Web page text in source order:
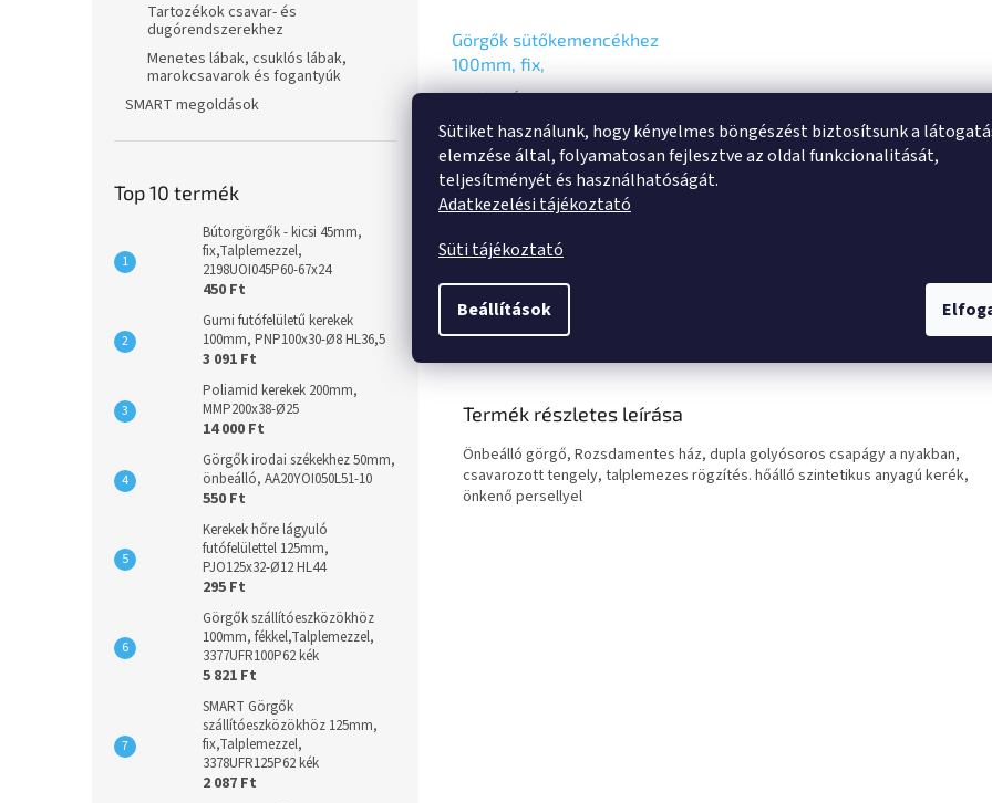
Sütiket használunk, hogy kényelmes böngészést biztosítsunk a
elemzése által, folyamatosan fejlesztve az oldal funkcionalitását,
teljesítményét és használhatóságát.
Adatkezelési tájékoztató
Süti tájékoztató
Beállítások
Tartozékok csavar- és
dugórendszerekhez
Menetes lábak, csuklós lábak,
marokcsavarok és fogantyúk
SMART megoldások
Top 10 termék
Bútorgörgők - kicsi 45mm,
fix,Talplemezzel,
2198UOI045P60-67x24
450 Ft
Gumi futófelületű kerekek
100mm, PNP100x30-Ø8 HL36,5
3 091 Ft
Poliamid kerekek 200mm,
MMP200x38-Ø25
14 000 Ft
Görgők irodai székekhez 50mm,
önbeálló, AA20YOI050L51-10
550 Ft
Kerekek hőre lágyuló
futófelülettel 125mm,
PJO125x32-Ø12 HL44
295 Ft
Görgők szállítóeszközökhöz
100mm, fékkel,Talplemezzel,
3377UFR100P62 kék
5 821 Ft
SMART Görgők
szállítóeszközökhöz 125mm,
fix,Talplemezzel,
3378UFR125P62 kék
2 087 Ft
Görgők sütőkemencékhez
100mm, fix,
rozsdamentes,Talplemezzel,
11 420 Ft ÁFA-
8 992 Ft Kosárba
Fixvillás görgő, Rozsdamentes
villa, csavarozott tengely,
szintetikus anyagú kerék,
Leírás Beszélgetés
Termék részletes leírása
Önbeálló görgő, Rozsdamentes ház, dupla golyósoros csapágy a nyakban,
csavarozott tengely, talplemezes rögzítés. hőálló szintetikus anyagú kerék,
önkenő persellyel